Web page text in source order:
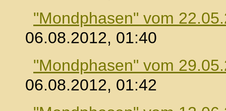
"Mondphasen" vom
06.08.2012, 01:40
"Mondphasen" vom
06.08.2012, 01:42